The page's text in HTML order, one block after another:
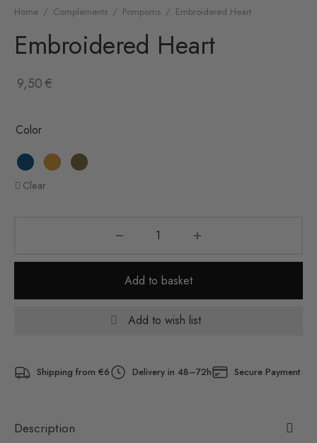
Home / Complements / Pompoms / Embroidered Heart
Embroidered Heart
9,50€
Color
Clear
Add to basket
Add to wish list
Shipping from €6 Delivery in 48–72h Secure Payment
Description